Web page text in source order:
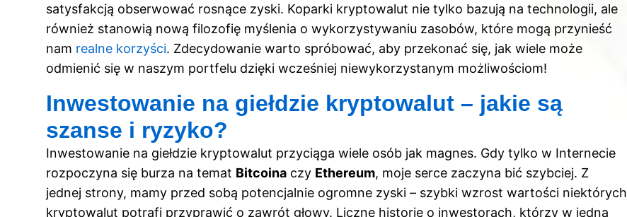
satysfakcją obserwować rosnące zyski. Koparki kryptowalut nie tylko bazują na technologii, ale
również stanowią nową filozofię myślenia o wykorzystywaniu zasobów, które mogą przynieść
nam realne korzyści. Zdecydowanie warto spróbować, aby przekonać się, jak wiele może
odmienić się w naszym portfelu dzięki wcześniej niewykorzystanym możliwościom!
Inwestowanie na giełdzie kryptowalut – jakie są
szanse i ryzyko?
Inwestowanie na giełdzie kryptowalut przyciąga wiele osób jak magnes. Gdy tylko w Internecie
rozpoczyna się burza na temat Bitcoina czy Ethereum, moje serce zaczyna bić szybciej. Z
jednej strony, mamy przed sobą potencjalnie ogromne zyski – szybki wzrost wartości niektórych
kryptowalut potrafi przyprawić o zawrót głowy. Liczne historie o inwestorach, którzy w jedną